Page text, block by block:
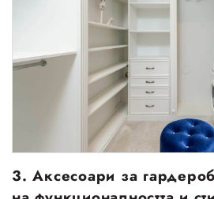
3. Аксесоари за